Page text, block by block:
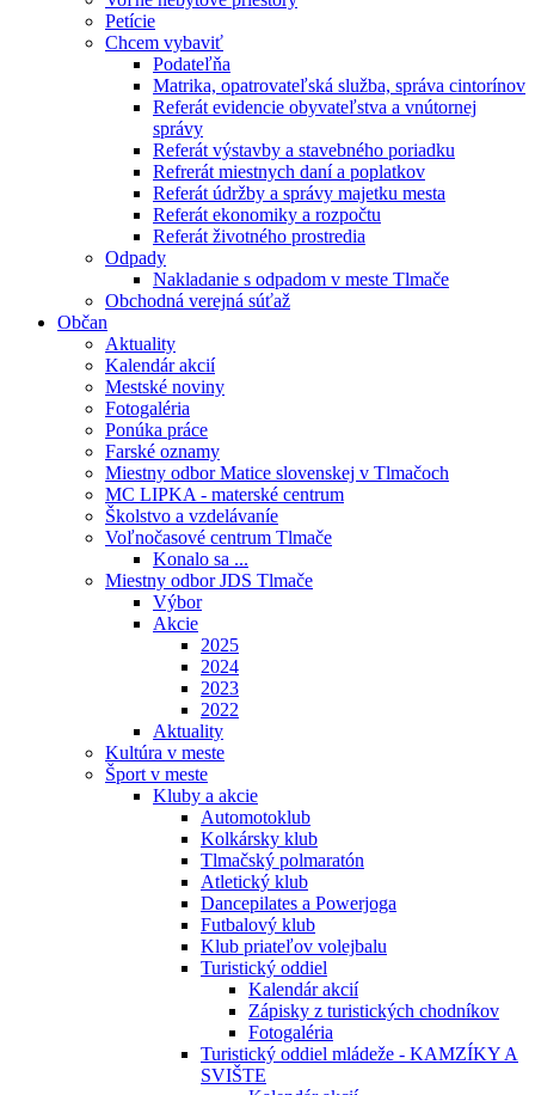
Petície
Chcem vybaviť
Podateľňa
Matrika, opatrovateľská služba, správa cintorínov
Referát evidencie obyvateľstva a vnútornej
správy
Referát výstavby a stavebného poriadku
Refrerát miestnych daní a poplatkov
Referát údržby a správy majetku mesta
Referát ekonomiky a rozpočtu
Referát životného prostredia
Odpady
Nakladanie s odpadom v meste Tlmače
Obchodná verejná súťaž
Občan
Aktuality
Kalendár akcií
Mestské noviny
Fotogaléria
Ponúka práce
Farské oznamy
Miestny odbor Matice slovenskej v Tlmačoch
MC LIPKA - materské centrum
Školstvo a vzdelávaníe
Voľnočasové centrum Tlmače
Konalo sa ...
Miestny odbor JDS Tlmače
Výbor
Akcie
2025
2024
2023
2022
Aktuality
Kultúra v meste
Šport v meste
Kluby a akcie
Automotoklub
Kolkársky klub
Tlmačský polmaratón
Atletický klub
Dancepilates a Powerjoga
Futbalový klub
Klub priateľov volejbalu
Turistický oddiel
Kalendár akcií
Zápisky z turistických chodníkov
Fotogaléria
Turistický oddiel mládeže - KAMZÍKY A
SVIŠTE